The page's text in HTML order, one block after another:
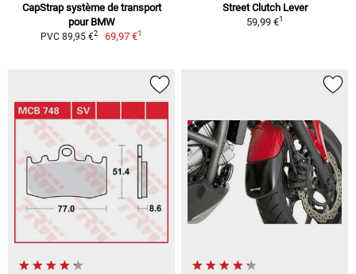
CapStrap système de transport
pour BMW
PVC 89,95 €2 69,97 €1
Street Clutch Lever
59,99 €1